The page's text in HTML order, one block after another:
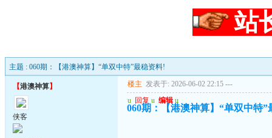
站
主题 : 060期：【港澳神算】“单双中特”最稳资料!
【港澳神算】
侠客
楼主 发表于: 2026-06-02 22:15 ---
u 回复 u 编辑 u
060期：【港澳神算】“单双中特”